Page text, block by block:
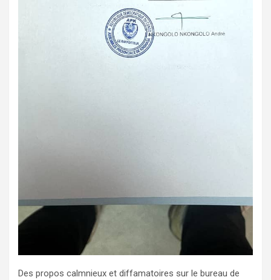
Des propos calmnieux et diffamatoires sur le bureau de